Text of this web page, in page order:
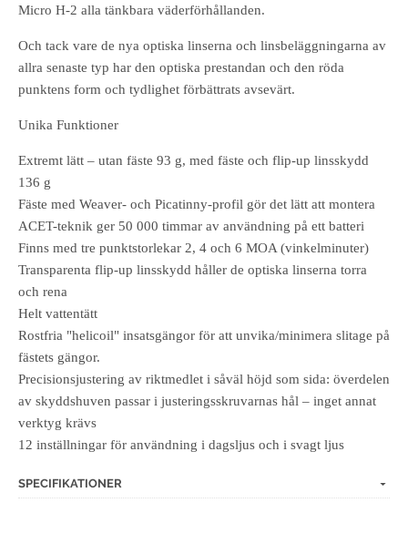
Micro H-2 alla tänkbara väderförhållanden.
Och tack vare de nya optiska linserna och linsbeläggningarna av
allra senaste typ har den optiska prestandan och den röda
punktens form och tydlighet förbättrats avsevärt.
Unika Funktioner
Extremt lätt – utan fäste 93 g, med fäste och flip-up linsskydd
136 g
Fäste med Weaver- och Picatinny-profil gör det lätt att montera
ACET-teknik ger 50 000 timmar av användning på ett batteri
Finns med tre punktstorlekar 2, 4 och 6 MOA (vinkelminuter)
Transparenta flip-up linsskydd håller de optiska linserna torra
och rena
Helt vattentätt
Rostfria "helicoil" insatsgängor för att unvika/minimera slitage på
fästets gängor.
Precisionsjustering av riktmedlet i såväl höjd som sida: överdelen
av skyddshuven passar i justeringsskruvarnas hål – inget annat
verktyg krävs
12 inställningar för användning i dagsljus och i svagt ljus
SPECIFIKATIONER